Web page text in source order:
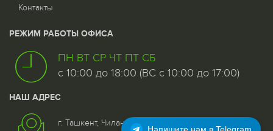
Контакты
РЕЖИМ РАБОТЫ ОФИСА
ПН ВТ СР ЧТ ПТ СБ
с 10:00 до 18:00 (ВС с 10:00 до 17:00)
НАШ АДРЕС
г. Ташкент, Чиланзар - 5 квартал, дом 25, 1 этаж со